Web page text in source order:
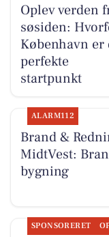
Oplev verden
søsiden:
København er
perfekte
startpunkt
ALARM112
Brand &
MidtVest:
bygning
SPONSORERET